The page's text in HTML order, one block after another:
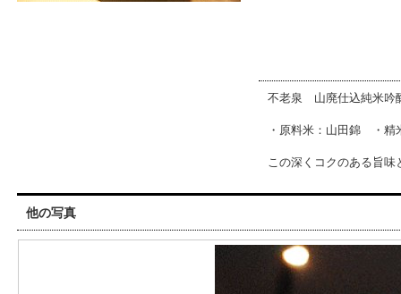
不老泉 山廃仕込純米
・原料米：山田錦 ・
この深くコクのある旨味
他の写真